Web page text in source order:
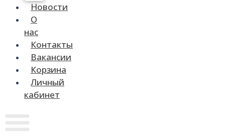
Новости
О
нас
Контакты
Вакансии
Корзина
Личный
кабинет